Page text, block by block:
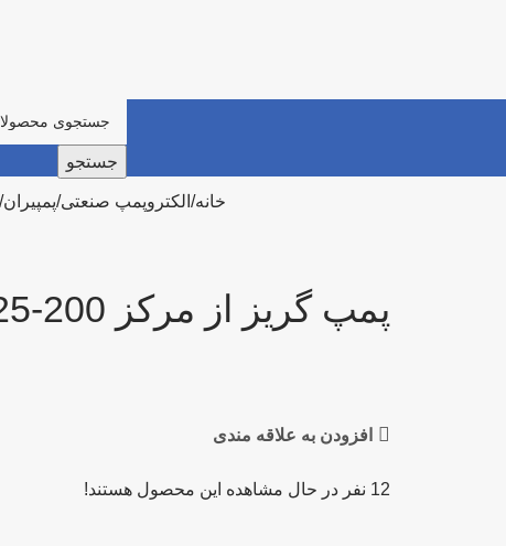
جستجو
خانه الکتروپمپ صنعتی پمپیران
پمپ گریز از مرکز EN 125-200
افزودن به علاقه مندی
12 نفر در حال مشاهده این محصول هستند!